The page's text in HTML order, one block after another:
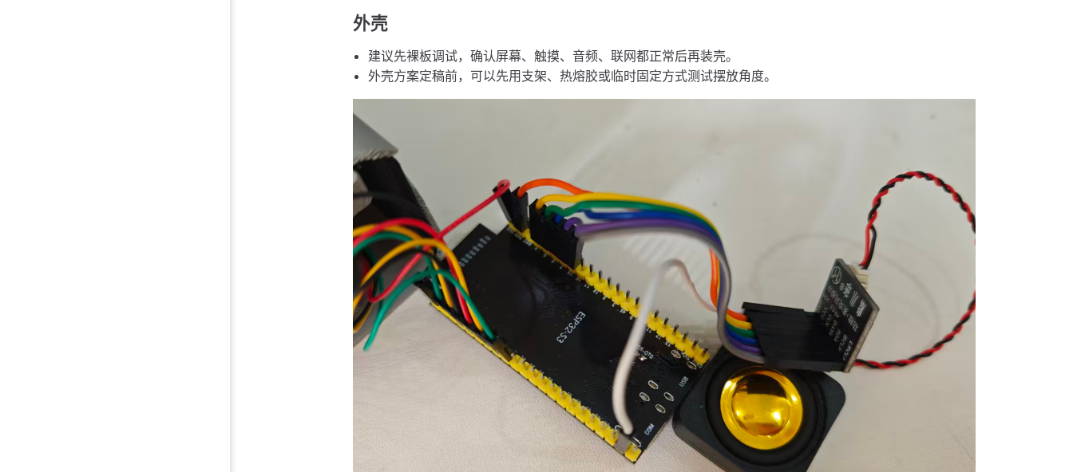
外壳
建议先裸板调试，确认屏幕、触摸、音频、联网都正常后再装壳。
外壳方案定稿前，可以先用支架、热熔胶或临时固定方式测试摆放角度。